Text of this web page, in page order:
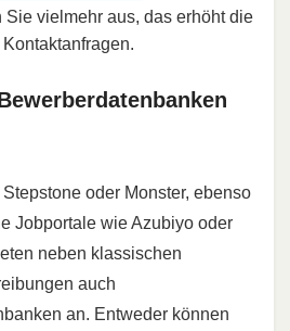
vielmehr aus, das erhöht die
oder Monster, ebenso
Jobportale wie Azubiyo oder
neben klassischen
auch
an. Entweder können